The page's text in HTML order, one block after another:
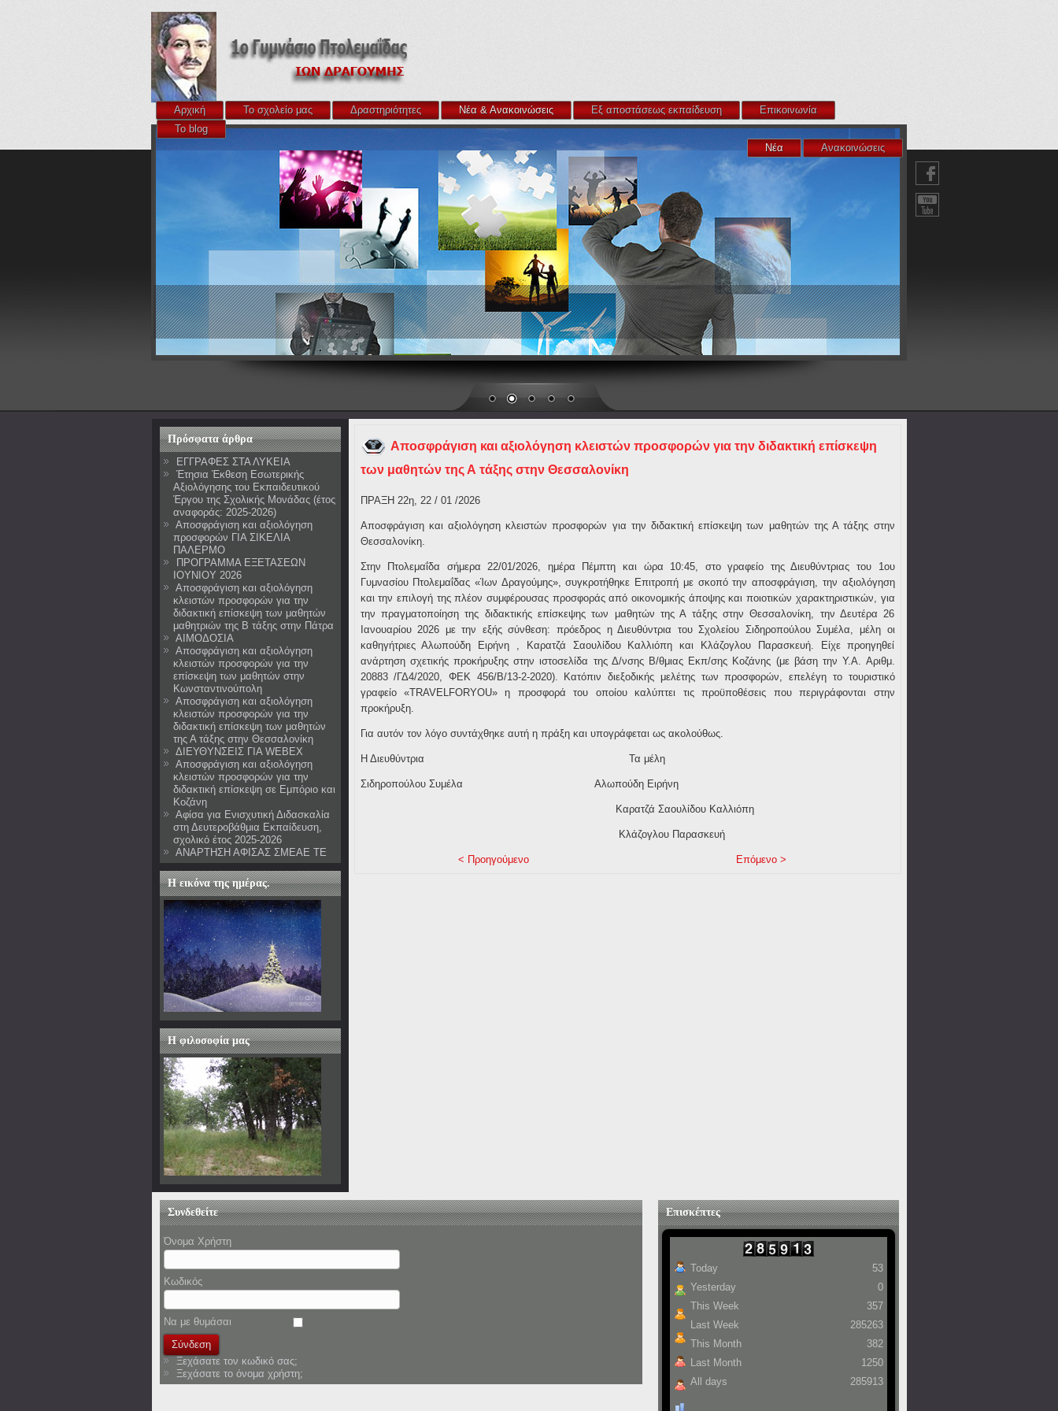
Αρχική Το σχολείο μας Δραστηριότητες Νέα & Ανακοινώσεις Εξ αποστάσεως εκπαίδευση
Επικοινωνία
Το blog
Νέα
Ανακοινώσεις
Πρόσφατα άρθρα
ΕΓΓΡΑΦΕΣ ΣΤΑ ΛΥΚΕΙΑ
Έτησια Έκθεση Εσωτερικής
Αξιολόγησης του Εκπαιδευτικού
Έργου της Σχολικής Μονάδας (έτος
αναφοράς: 2025-2026)
Αποσφράγιση και αξιολόγηση
προσφορών ΓΙΑ ΣΙΚΕΛΙΑ
ΠΑΛΕΡΜΟ
ΠΡΟΓΡΑΜΜΑ ΕΞΕΤΑΣΕΩΝ
ΙΟΥΝΙΟΥ 2026
Αποσφράγιση και αξιολόγηση
κλειστών προσφορών για την
διδακτική επίσκεψη των μαθητών
μαθητριών της Β τάξης στην Πάτρα
ΑΙΜΟΔΟΣΙΑ
Αποσφράγιση και αξιολόγηση
κλειστών προσφορών για την
επίσκεψη των μαθητών στην
Κωνσταντινούπολη
Αποσφράγιση και αξιολόγηση
κλειστών προσφορών για την
διδακτική επίσκεψη των μαθητών
της Α τάξης στην Θεσσαλονίκη
ΔΙΕΥΘΥΝΣΕΙΣ ΓΙΑ WEBEX
Αποσφράγιση και αξιολόγηση
κλειστών προσφορών για την
διδακτική επίσκεψη σε Εμπόριο και
Κοζάνη
Αφίσα για Ενισχυτική Διδασκαλία
στη Δευτεροβάθμια Εκπαίδευση,
σχολικό έτος 2025-2026
ΑΝΑΡΤΗΣΗ ΑΦΙΣΑΣ ΣΜΕΑΕ ΤΕ
Η εικόνα της ημέρας.
Η φιλοσοφία μας
Αποσφράγιση και αξιολόγηση κλειστών προσφορών για την διδακτική επίσκεψη
των μαθητών της Α τάξης στην Θεσσαλονίκη
ΠΡΑΞΗ 22η, 22 / 01 /2026
Αποσφράγιση και αξιολόγηση κλειστών προσφορών για την διδακτική επίσκεψη των μαθητών της Α τάξης στην
Θεσσαλονίκη.
Στην Πτολεμαΐδα σήμερα 22/01/2026, ημέρα Πέμπτη και ώρα 10:45, στο γραφείο της Διευθύντριας του 1ου
Γυμνασίου Πτολεμαΐδας «Ίων Δραγούμης», συγκροτήθηκε Επιτροπή με σκοπό την αποσφράγιση, την αξιολόγηση
και την επιλογή της πλέον συμφέρουσας προσφοράς από οικονομικής άποψης και ποιοτικών χαρακτηριστικών, για
την πραγματοποίηση της διδακτικής επίσκεψης των μαθητών της Α τάξης στην Θεσσαλονίκη, την Δευτέρα 26
Ιανουαρίου 2026 με την εξής σύνθεση: πρόεδρος η Διευθύντρια του Σχολείου Σιδηροπούλου Συμέλα, μέλη οι
καθηγήτριες Αλωπούδη Ειρήνη , Καρατζά Σαουλίδου Καλλιόπη και Κλάζογλου Παρασκευή. Είχε προηγηθεί
ανάρτηση σχετικής προκήρυξης στην ιστοσελίδα της Δ/νσης Β/θμιας Εκπ/σης Κοζάνης (με βάση την Υ.Α. Αριθμ.
20883 /ΓΔ4/2020, ΦΕΚ 456/Β/13-2-2020). Κατόπιν διεξοδικής μελέτης των προσφορών, επελέγη το τουριστικό
γραφείο «TRAVELFORYOU» η προσφορά του οποίου καλύπτει τις προϋποθέσεις που περιγράφονται στην
προκήρυξη.
Για αυτόν τον λόγο συντάχθηκε αυτή η πράξη και υπογράφεται ως ακολούθως.
Η Διευθύντρια Τα μέλη
Σιδηροπούλου Συμέλα Αλωπούδη Ειρήνη
Καρατζά Σαουλίδου Καλλιόπη
Κλάζογλου Παρασκευή
< Προηγούμενο Επόμενο >
Συνδεθείτε
Όνομα Χρήστη
Κωδικός
Να με θυμάσαι
Ξεχάσατε τον κωδικό σας;
Ξεχάσατε το όνομα χρήστη;
Επισκέπτες
Today
Yesterday
This Week
Last Week
This Month
Last Month
All days
53
0
357
285263
382
1250
285913